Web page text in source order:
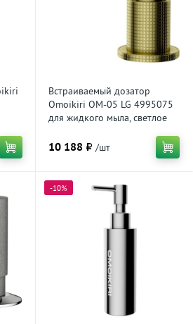
Встраиваемый дозатор
Omoikiri OM-05 LG 4995075
для жидкого мыла, светлое
10 188 ₽ /шт
-10%